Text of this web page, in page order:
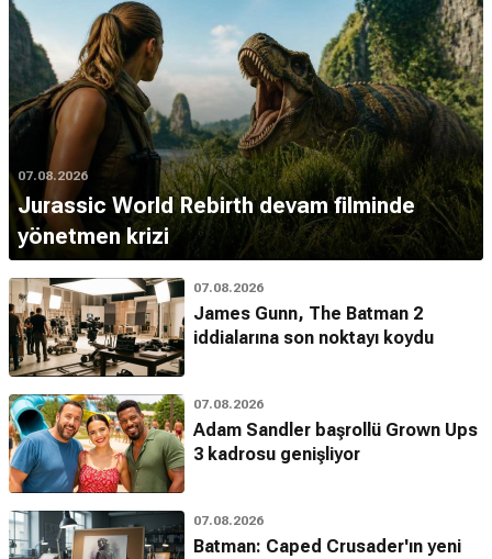
07.08.2026
Jurassic World Rebirth devam filminde
yönetmen krizi
07.08.2026
James Gunn, The Batman 2
iddialarına son noktayı koydu
07.08.2026
Adam Sandler başrollü Grown Ups
3 kadrosu genişliyor
07.08.2026
Batman: Caped Crusader'ın yeni